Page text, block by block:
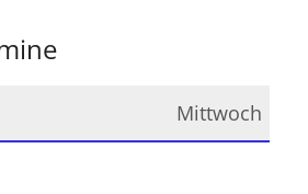
Mittwoch
2026